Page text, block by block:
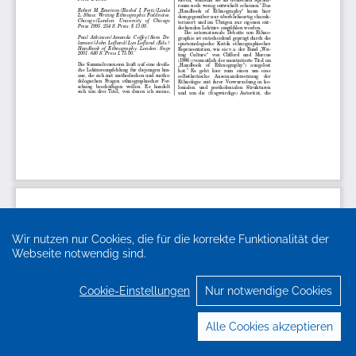
Wir nutzen nur Cookies, die für die korrekte Funktionalität der
Webseite notwendig sind.
Cookie-Einstellungen Nur notwendige Cookies
Alle Cookies akzeptieren